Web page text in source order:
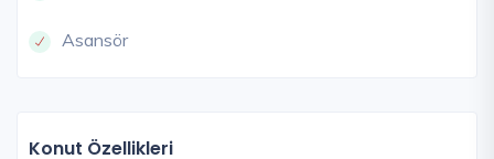
Asansör
Konut Özellikleri